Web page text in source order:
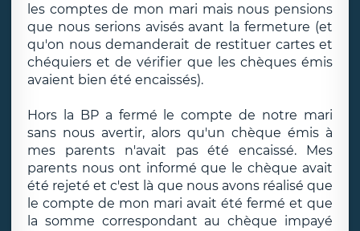
les comptes de mon mari mais nous pensions
que nous serions avisés avant la fermeture (et
qu'on nous demanderait de restituer cartes et
chéquiers et de vérifier que les chèques émis
avaient bien été encaissés).
Hors la BP a fermé le compte de notre mari
sans nous avertir, alors qu'un chèque émis à
mes parents n'avait pas été encaissé. Mes
parents nous ont informé que le chèque avait
été rejeté et c'est là que nous avons réalisé que
le compte de mon mari avait été fermé et que
la somme correspondant au chèque impayé